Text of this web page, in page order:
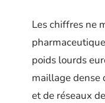
Les chiffres ne
poids lourds
maillage dense
et de réseaux